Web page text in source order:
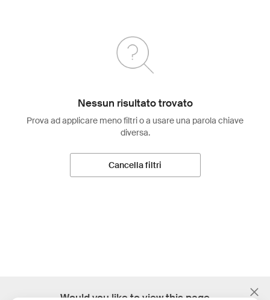
Nessun risultato trovato
Prova ad applicare meno filtri o a usare una parola chiave
diversa.
Cancella filtri